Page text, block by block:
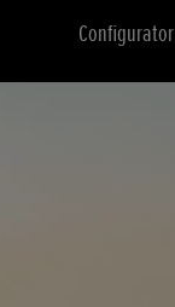
Configurator